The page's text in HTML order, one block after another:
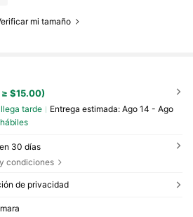
mi tamaño
$15.00)
tarde Entrega estimada: Ago 14 - Ago
30 días
condiciones
de privacidad